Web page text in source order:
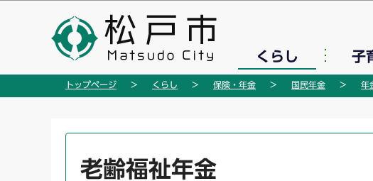
の
くらし 子
トップページ くらし 保険・年金 国民年金 年
老齢福祉年金